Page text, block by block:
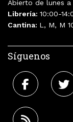
Abierto de lunes a
Librería: 10:00-
Cantina: L, M, M
Síguenos